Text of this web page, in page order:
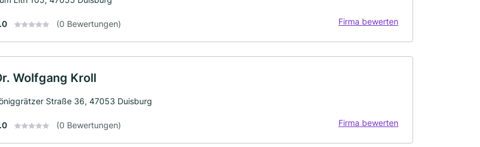
(0 Bewertungen) Firma bewerten
Wolfgang Kroll
Straße 36, 47053 Duisburg
(0 Bewertungen) Firma bewerten